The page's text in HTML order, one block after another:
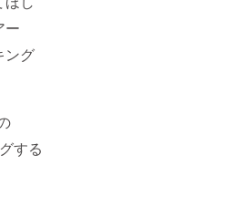
ー
ング
する